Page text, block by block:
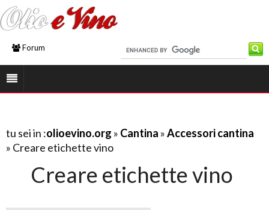
Forum
tu sei in :olioevino.org » Cantina »Accessori cantina
» Creare etichette vino
Creare etichette vino